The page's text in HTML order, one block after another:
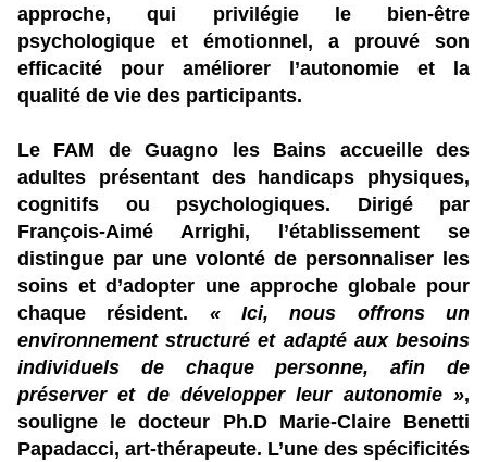
approche, qui privilégie le bien-être
psychologique et émotionnel, a prouvé son
efficacité pour améliorer l’autonomie et la
qualité de vie des participants.
Le FAM de Guagno les Bains accueille des
adultes présentant des handicaps physiques,
cognitifs ou psychologiques. Dirigé par
François-Aimé Arrighi, l’établissement se
distingue par une volonté de personnaliser les
soins et d’adopter une approche globale pour
chaque résident. « Ici, nous offrons un
environnement structuré et adapté aux besoins
individuels de chaque personne, afin de
préserver et de développer leur autonomie »,
souligne le docteur Ph.D Marie-Claire Benetti
Papadacci, art-thérapeute. L’une des spécificités